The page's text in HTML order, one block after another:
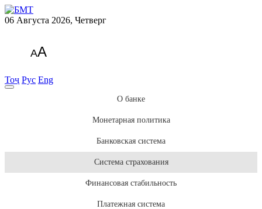
06 Августа 2026, Четверг
AA
Тоҷ Рус Eng
О банке
Монетарная политика
Банковская система
Система страхования
Финансовая стабильность
Платежная система